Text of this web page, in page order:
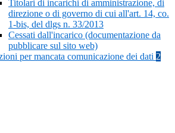
Titolari di incarichi di amministrazione, di
direzione o di governo di cui all'art. 14, co.
1-bis, del dlgs n. 33/2013
Cessati dall'incarico (documentazione da
pubblicare sul sito web)
per mancata comunicazione dei dati 2